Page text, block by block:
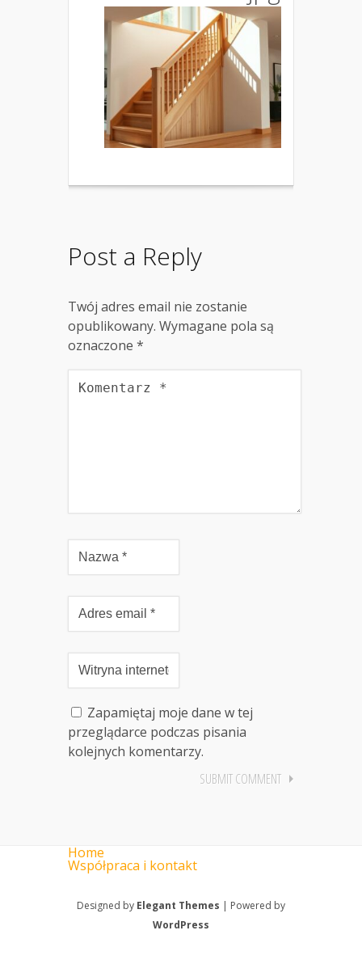
Post a Reply
Twój adres email nie zostanie
opublikowany. Wymagane pola są
oznaczone *
Zapamiętaj moje dane w tej
przeglądarce podczas pisania
kolejnych komentarzy.
Home
Współpraca i kontakt
Designed by Elegant Themes | Powered by
WordPress